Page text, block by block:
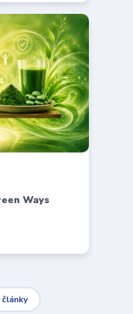
Ways